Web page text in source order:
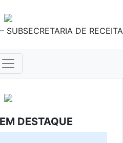
SUBSECRETARIA DE RECEITA
DESTAQUE